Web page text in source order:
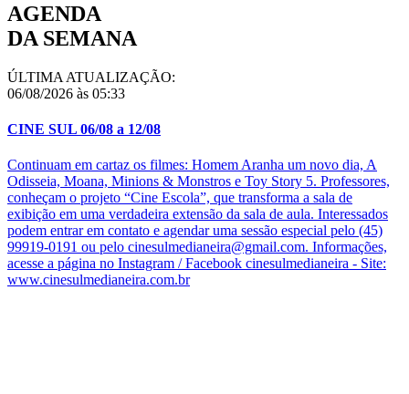
AGENDA
DA SEMANA
ÚLTIMA ATUALIZAÇÃO:
06/08/2026 às 05:33
CINE SUL 06/08 a 12/08
Continuam em cartaz os filmes: Homem Aranha um novo dia, A
Odisseia, Moana, Minions & Monstros e Toy Story 5. Professores,
conheçam o projeto “Cine Escola”, que transforma a sala de
exibição em uma verdadeira extensão da sala de aula. Interessados
podem entrar em contato e agendar uma sessão especial pelo (45)
99919-0191 ou pelo cinesulmedianeira@gmail.com. Informações,
acesse a página no Instagram / Facebook cinesulmedianeira - Site:
www.cinesulmedianeira.com.br